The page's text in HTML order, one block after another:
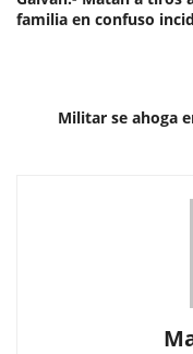
familia en confuso
Militar se ahoga